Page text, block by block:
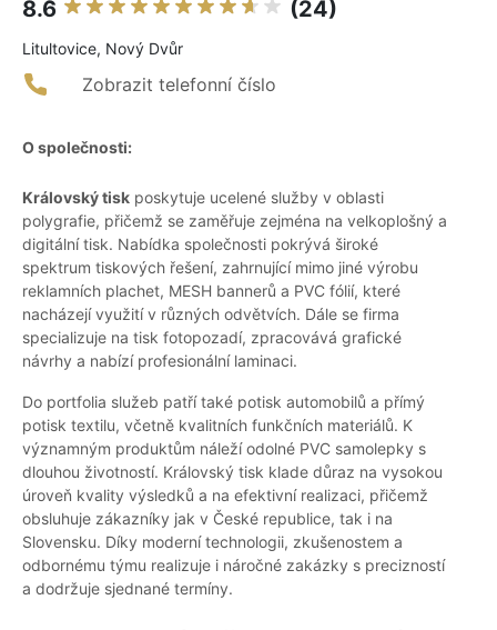
8.6 (24)
Litultovice, Nový Dvůr
Zobrazit telefonní číslo
O společnosti:
Královský tisk poskytuje ucelené služby v oblasti
polygrafie, přičemž se zaměřuje zejména na velkoplošný a
digitální tisk. Nabídka společnosti pokrývá široké
spektrum tiskových řešení, zahrnující mimo jiné výrobu
reklamních plachet, MESH bannerů a PVC fólií, které
nacházejí využití v různých odvětvích. Dále se firma
specializuje na tisk fotopozadí, zpracovává grafické
návrhy a nabízí profesionální laminaci.
Do portfolia služeb patří také potisk automobilů a přímý
potisk textilu, včetně kvalitních funkčních materiálů. K
významným produktům náleží odolné PVC samolepky s
dlouhou životností. Královský tisk klade důraz na vysokou
úroveň kvality výsledků a na efektivní realizaci, přičemž
obsluhuje zákazníky jak v České republice, tak i na
Slovensku. Díky moderní technologii, zkušenostem a
odbornému týmu realizuje i náročné zakázky s precizností
a dodržuje sjednané termíny.